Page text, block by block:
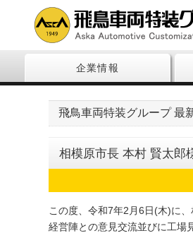
企業情報
飛鳥車両特装グループ 最
相模原市長 本村 賢太郎
この度、令和7年2月6日(木)に
経営陣との意見交流並びに工場